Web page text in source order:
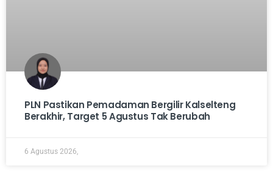
PLN Pastikan Pemadaman Bergilir Kalselteng
Berakhir, Target 5 Agustus Tak Berubah
6 Agustus 2026,